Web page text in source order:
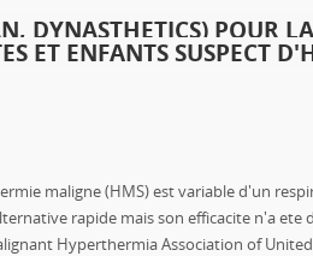
DYNASTHETICS) POUR
ET ENFANTS SUSPECT
maligne (HMS) est variable d'un
rapide mais son efficacite n'a
Hyperthermia Association of